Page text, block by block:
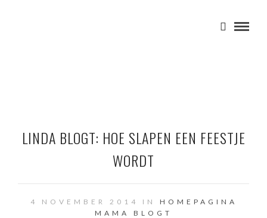
LINDA BLOGT: HOE SLAPEN EEN FEESTJE
WORDT
4 NOVEMBER 2014 IN HOMEPAGINA
MAMA BLOGT